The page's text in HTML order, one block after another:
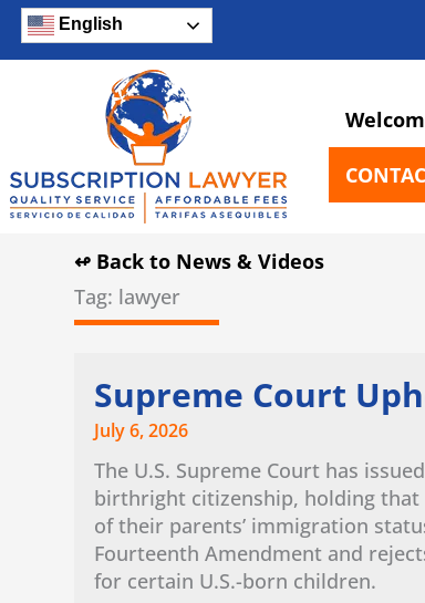
Skip
content
English
↫ Back to News & Videos
Tag: lawyer
Supreme Court
July 6, 2026
The U.S. Supreme Court has
birthright citizenship, holding that
of their parents’ immigration
Fourteenth Amendment and
for certain U.S.-born children.